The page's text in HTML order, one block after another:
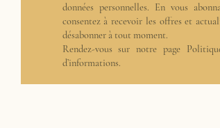
données personnelles. En vous
consentez à recevoir les offres et
désabonner à tout moment.
Rendez-vous sur notre page
d’informations.